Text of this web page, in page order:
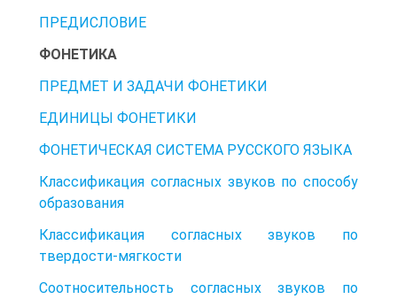
ПРЕДИСЛОВИЕ
ФОНЕТИКА
ПРЕДМЕТ И ЗАДАЧИ ФОНЕТИКИ
ЕДИНИЦЫ ФОНЕТИКИ
ФОНЕТИЧЕСКАЯ СИСТЕМА РУССКОГО ЯЗЫКА
Классификация согласных звуков по способу
образования
Классификация согласных звуков по
твердости-мягкости
Соотносительность согласных звуков по